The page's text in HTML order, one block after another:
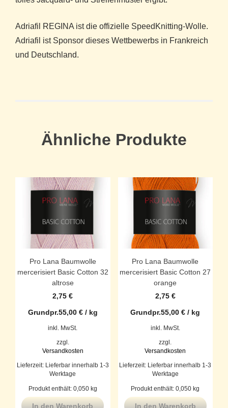
Adriafil REGINA ist die offizielle SpeedKnitting-Wolle.
Adriafil ist Sponsor dieses Wettbewerbs in Frankreich
und Deutschland.
Ähnliche Produkte
Pro Lana Baumwolle
mercerisiert Basic Cotton 32
altrose
2,75€
Grundpr.55,00 €/ kg
inkl. MwSt.
zzgl.
Versandkosten
Lieferzeit:
Lieferbar innerhalb 1-3
Werktage
Produkt enthält: 0,050 kg
In den Warenkorb
Pro Lana Baumwolle
mercerisiert Basic Cotton 27
orange
2,75 €
Grundpr.55,00€ / kg
inkl. MwSt.
zzgl.
Versandkosten
Lieferzeit:
Lieferbar innerhalb 1-3
Werktage
Produkt enthält: 0,050kg
In den Warenkorb